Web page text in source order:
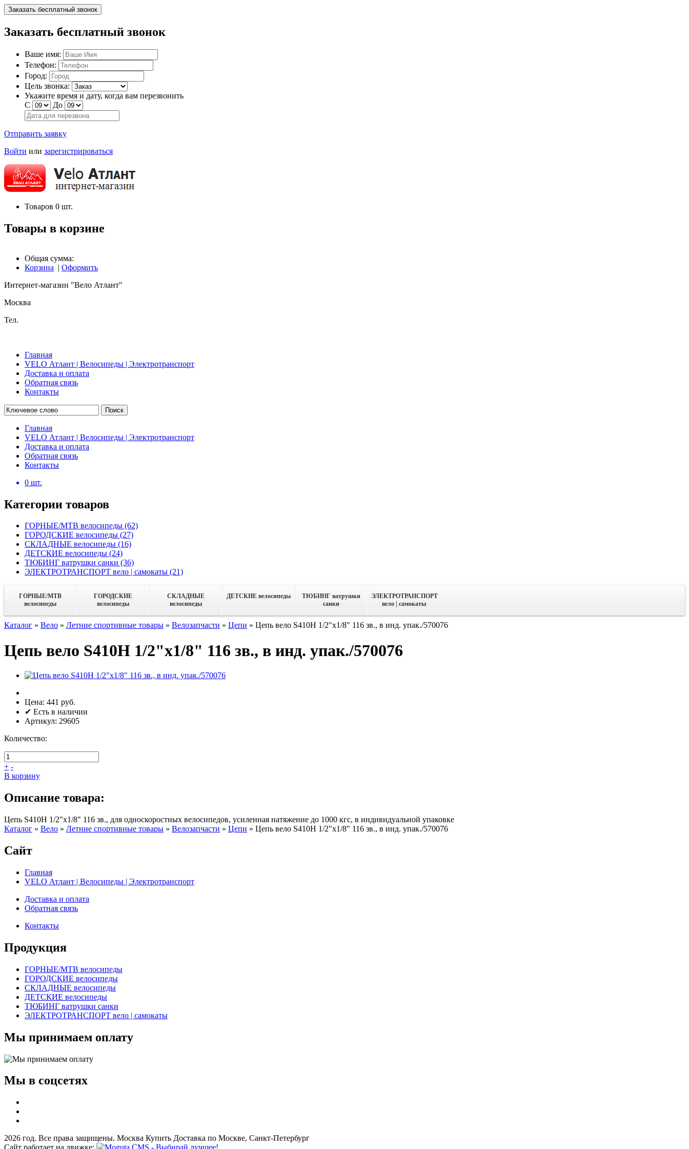
Заказать бесплатный звонок
Заказать бесплатный звонок
Ваше имя:
Телефон:
Город:
Цель звонка:
Укажите время и дату, когда вам перезвонить
С
До
Отправить заявку
Войти или зарегистрироваться
Товаров 0 шт.
Товары в корзине
Общая сумма:
Корзина | Оформить
Интернет-магазин "Вело Атлант"
Москва
Тел.
Главная
VELO Атлант | Велосипеды | Электротранспорт
Доставка и оплата
Обратная связь
Контакты
Поиск
Главная
VELO Атлант | Велосипеды | Электротранспорт
Доставка и оплата
Обратная связь
Контакты
0 шт.
Категории товаров
ГОРНЫЕ/MTB велосипеды (62)
ГОРОДСКИЕ велосипеды (27)
СКЛАДНЫЕ велосипеды (16)
ДЕТСКИЕ велосипеды (24)
ТЮБИНГ ватрушки санки (36)
ЭЛЕКТРОТРАНСПОРТ вело | самокаты (21)
ГОРНЫЕ/MTB
велосипеды
ГОРОДСКИЕ
велосипеды
СКЛАДНЫЕ
велосипеды
ДЕТСКИЕ велосипеды
ТЮБИНГ ватрушки
санки
ЭЛЕКТРОТРАНСПОРТ
вело | самокаты
Каталог » Вело » Летние спортивные товары » Велозапчасти » Цепи » Цепь вело S410H 1/2"x1/8" 116 зв., в инд. упак./570076
Цепь вело S410H 1/2"x1/8" 116 зв., в инд. упак./570076
Цена: 441 руб.
✔ Есть в наличии
Артикул: 29605
Количество:
+ -
В корзину
Описание товара:
Цепь S410H 1/2"x1/8" 116 зв., для односкоростных велосипедов, усиленная натяжение до 1000 кгс, в индивидуальной упаковке
Каталог » Вело » Летние спортивные товары » Велозапчасти » Цепи » Цепь вело S410H 1/2"x1/8" 116 зв., в инд. упак./570076
Сайт
Главная
VELO Атлант | Велосипеды | Электротранспорт
Доставка и оплата
Обратная связь
Контакты
Продукция
ГОРНЫЕ/MTB велосипеды
ГОРОДСКИЕ велосипеды
СКЛАДНЫЕ велосипеды
ДЕТСКИЕ велосипеды
ТЮБИНГ ватрушки санки
ЭЛЕКТРОТРАНСПОРТ вело | самокаты
Мы принимаем оплату
Мы в соцсетях
2026 год. Все права защищены. Москва Купить Доставка по Москве, Санкт-Петербург